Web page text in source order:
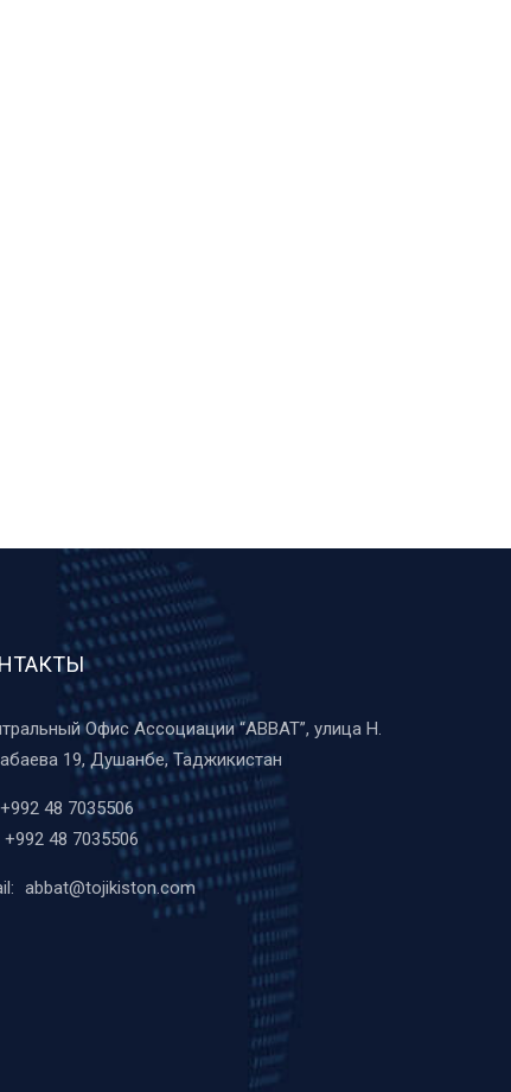
Офис Ассоциации “ABBAT”, улица Н.
19, Душанбе, Таджикистан
+992 48 7035506
+992 48 7035506
abbat@tojikiston.com